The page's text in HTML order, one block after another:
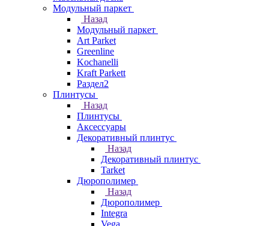
Модульный паркет
Назад
Модульный паркет
Art Parket
Greenline
Kochanelli
Kraft Parkett
Раздел2
Плинтусы
Назад
Плинтусы
Аксессуары
Декоративный плинтус
Назад
Декоративный плинтус
Tarket
Дюрополимер
Назад
Дюрополимер
Integra
Vega